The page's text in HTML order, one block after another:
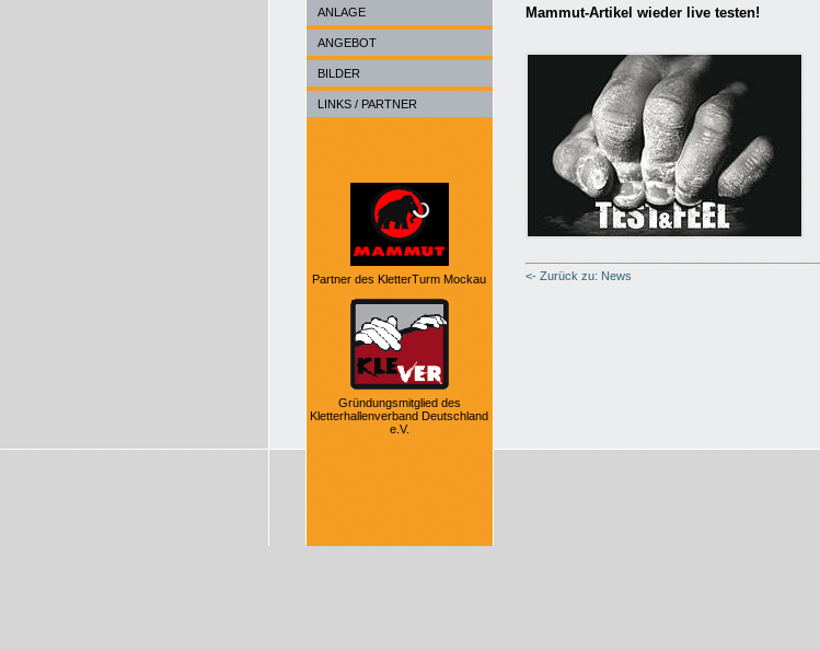
ANLAGE
ANGEBOT
BILDER
LINKS / PARTNER
Partner des KletterTurm Mockau
Gründungsmitglied des
Kletterhallenverband Deutschland
e.V.
Mammut-Artikel wieder live testen!
<- Zurück zu: News